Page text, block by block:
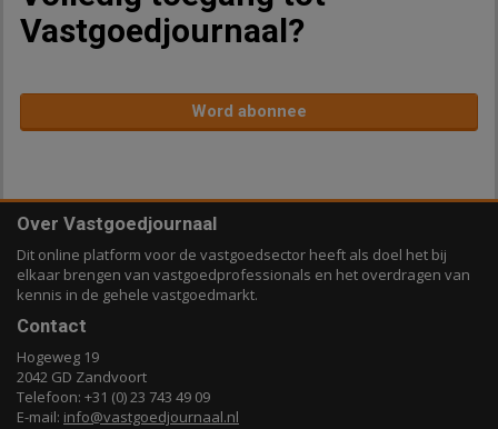
Vastgoedjournaal?
Word abonnee
Over Vastgoedjournaal
Dit online platform voor de vastgoedsector heeft als doel het bij
elkaar brengen van vastgoedprofessionals en het overdragen van
kennis in de gehele vastgoedmarkt.
Contact
Hogeweg 19
2042 GD Zandvoort
Telefoon: +31 (0) 23 743 49 09
E-mail: info@vastgoedjournaal.nl